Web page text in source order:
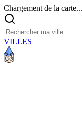
Chargement de la carte...
VILLES